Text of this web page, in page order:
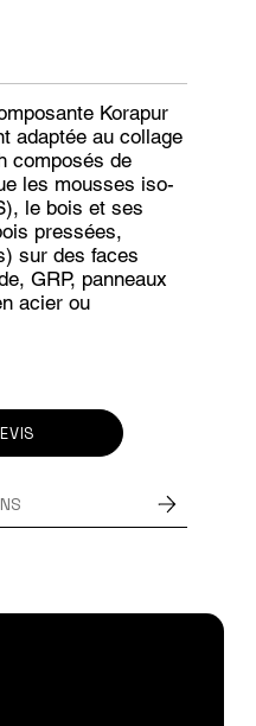
Korapur
adaptée au collage
composés de
les mousses iso-
le bois et ses
pressées,
sur des faces
GRP, panneaux
acier ou